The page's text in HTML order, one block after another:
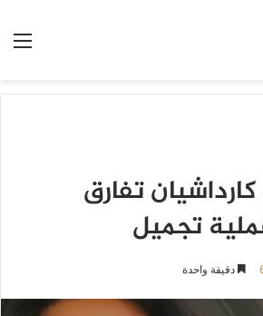
تفارق
تجميل
دقيقة واحدة